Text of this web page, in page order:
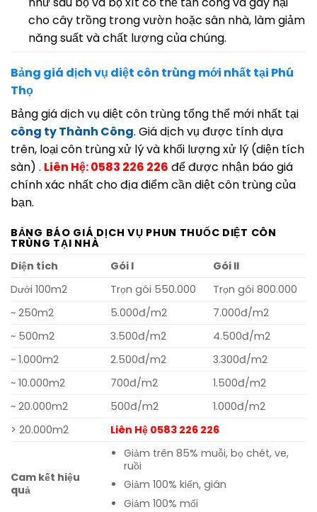
cho cây trồng trong vườn hoặc sân nhà, làm giảm
năng suất và chất lượng của chúng.
Bảng giá dịch vụ diệt côn trùng mới nhất tại Phú
Thọ
Bảng giá dịch vụ diệt côn trùng tổng thể mới nhất tại
công ty Thành Công. Giá dịch vụ được tính dựa
trên, loại côn trùng xử lý và khối lượng xử lý (diện tích
sàn) . Liên Hệ: 0583 226 226 để được nhận báo giá
chính xác nhất cho địa điểm cần diệt côn trùng của
bạn.
BẢNG BÁO GIÁ DỊCH VỤ PHUN THUỐC DIỆT CÔN
TRÙNG TẠI NHÀ
Diện tích
Gói I
Gói II
Dưới 100m2
Trọn gói 550.000
Trọn gói 800.000
~ 250m2
5.000đ/m2
7.000đ/m2
~ 500m2
3.500đ/m2
4.500đ/m2
~ 1.000m2
2.500đ/m2
3.300đ/m2
~ 10.000m2
700đ/m2
1.500đ/m2
~ 20.000m2
500đ/m2
1.000đ/m2
> 20.000m2
Liên Hệ 0583 226 226
Cam kết hiệu
quả
Giảm trên 85% muỗi, bọ chét, ve,
ruồi
Giảm 100% kiến, gián
Giảm 100% mối